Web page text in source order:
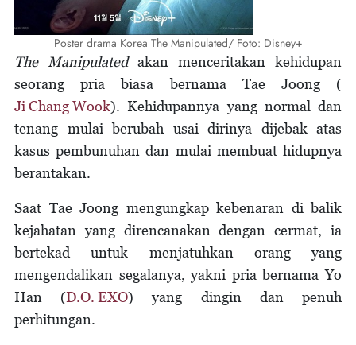
Poster drama Korea The Manipulated/ Foto: Disney+
The Manipulatedakan menceritakan kehidupan
seorang pria biasa bernama Tae Joong (
Ji Chang Wook). Kehidupannya yang normal dan
tenang mulai berubah usai dirinya dijebak atas
kasus pembunuhan dan mulai membuat hidupnya
berantakan.
Saat Tae Joong mengungkap kebenaran di balik
kejahatan yang direncanakan dengan cermat, ia
bertekad untuk menjatuhkan orang yang
mengendalikan segalanya, yakni pria bernama Yo
Han (D.O. EXO) yang dingin dan penuh
perhitungan.